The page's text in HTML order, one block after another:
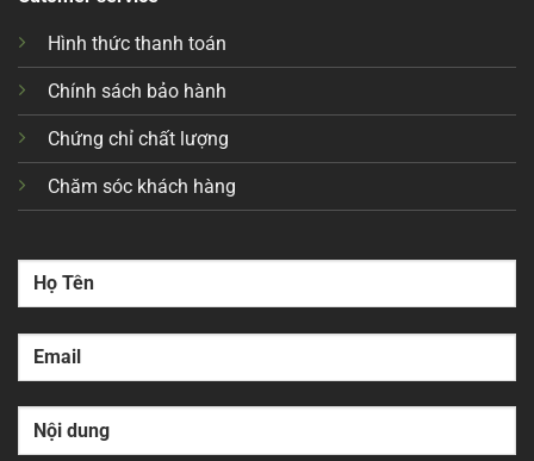
Hình thức thanh toán
Chính sách bảo hành
Chứng chỉ chất lượng
Chăm sóc khách hàng